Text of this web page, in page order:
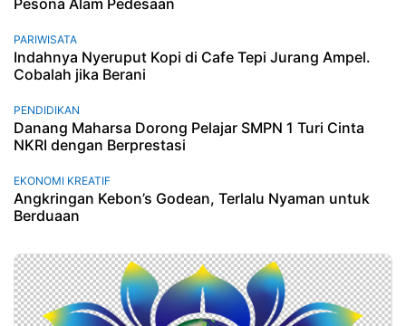
Pesona Alam Pedesaan
PARIWISATA
Indahnya Nyeruput Kopi di Cafe Tepi Jurang Ampel.
Cobalah jika Berani
PENDIDIKAN
Danang Maharsa Dorong Pelajar SMPN 1 Turi Cinta
NKRI dengan Berprestasi
EKONOMI KREATIF
Angkringan Kebon’s Godean, Terlalu Nyaman untuk
Berduaan